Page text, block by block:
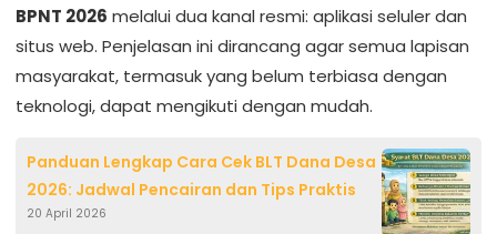
BPNT 2026 melalui dua kanal resmi: aplikasi seluler dan
situs web. Penjelasan ini dirancang agar semua lapisan
masyarakat, termasuk yang belum terbiasa dengan
teknologi, dapat mengikuti dengan mudah.
Panduan Lengkap Cara Cek BLT Dana Desa
2026: Jadwal Pencairan dan Tips Praktis
20 April 2026